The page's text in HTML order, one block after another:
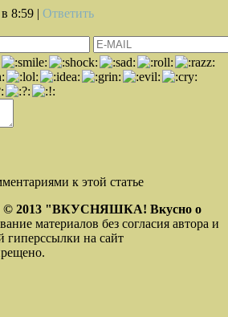
в 8:59 | Ответить
к этой статье
2013 "ВКУСНЯШКА! Вкусно о
материалов без согласия автора и
гиперссылки на сайт